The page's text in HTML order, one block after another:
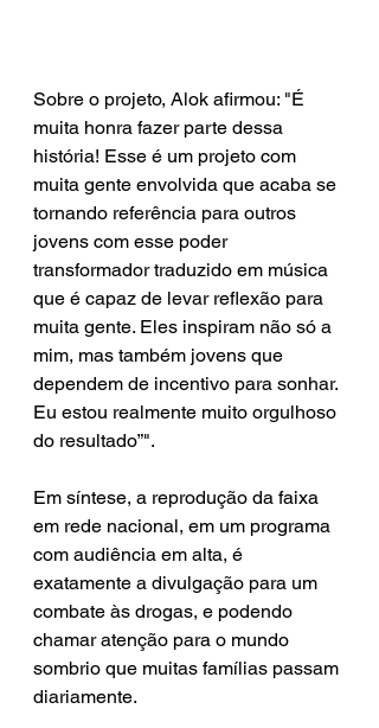
Sobre o projeto, Alok afirmou: "É
muita honra fazer parte dessa
história! Esse é um projeto com
muita gente envolvida que acaba se
tornando referência para outros
jovens com esse poder
transformador traduzido em música
que é capaz de levar reflexão para
muita gente. Eles inspiram não só a
mim, mas também jovens que
dependem de incentivo para sonhar.
Eu estou realmente muito orgulhoso
do resultado”".
Em síntese, a reprodução da faixa
em rede nacional, em um programa
com audiência em alta, é
exatamente a divulgação para um
combate às drogas, e podendo
chamar atenção para o mundo
sombrio que muitas famílias passam
diariamente.